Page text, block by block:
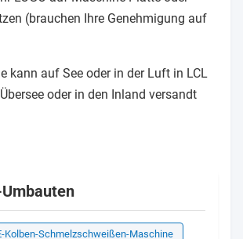
(brauchen Ihre Genehmigung auf
kann auf See oder in der Luft in LCL
oder in den Inland versandt
Kolben-Schmelzschweißen-Maschine